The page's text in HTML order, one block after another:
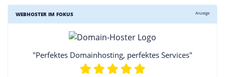
WEBHOSTER IM FOKUS Anzeige
"Perfektes Domainhosting, perfektes Services"